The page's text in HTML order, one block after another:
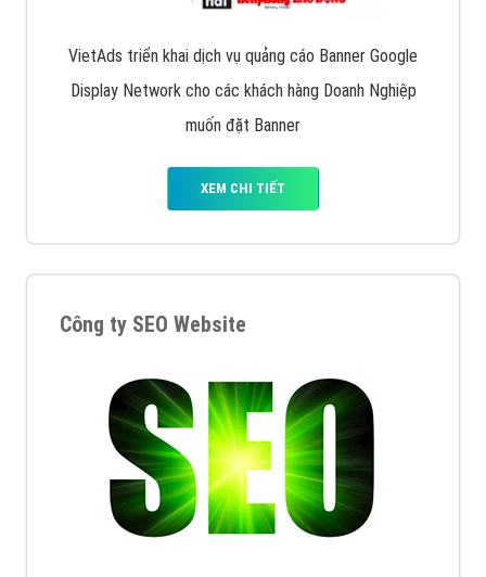
VietAds triển khai dịch vụ quảng cáo Banner Google
Display Network cho các khách hàng Doanh Nghiệp
muốn đặt Banner
Công ty SEO Website